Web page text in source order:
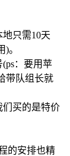
地只需10天
)。
(ps：要用苹
带队组长就
们买的是特价
的安排也精